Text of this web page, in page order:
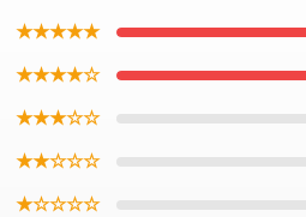
★★★★★
★★★★☆
★★★☆☆
★★☆☆☆
★☆☆☆☆